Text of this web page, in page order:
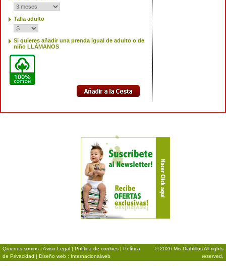
Talla adulto
Si quieres añadir una prenda igual de adulto o de
niño LLÁMANOS
Quienes somos | Aviso Legal | Política de cookies | Política
de Privacidad | Diseño web : Internacionalweb
© 2026 Mis Diablillos All rights
reserved.